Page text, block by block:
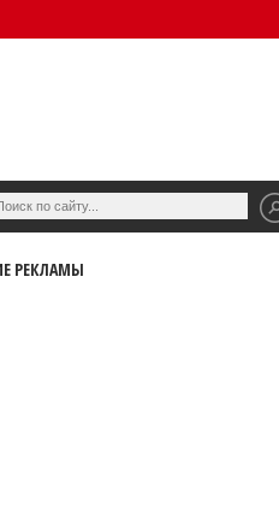
РЕКЛАМЫ